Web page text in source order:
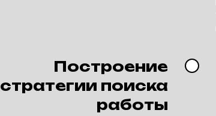
Построение
стратегии поиска
работы